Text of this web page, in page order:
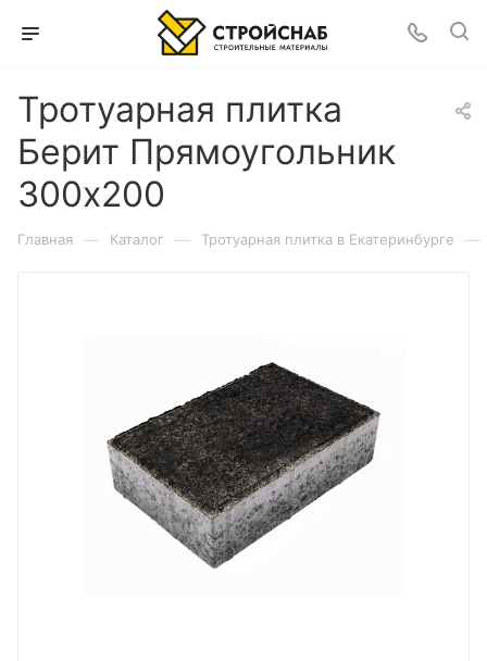
Тротуарная плитка
Берит Прямоугольник
300х200
Главная — Каталог — Тротуарная плитка в Екатеринбурге —